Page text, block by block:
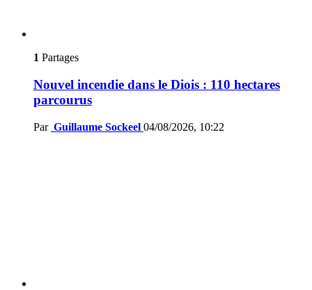
1 Partages
Nouvel incendie dans le Diois : 110 hectares
parcourus
Par Guillaume Sockeel 04/08/2026, 10:22